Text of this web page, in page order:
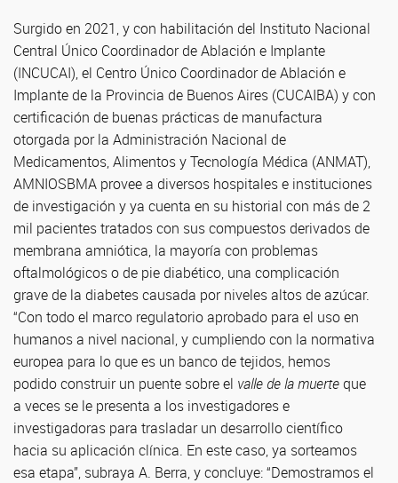
Surgido en 2021, y con habilitación del Instituto Nacional
Central Único Coordinador de Ablación e Implante
(INCUCAI), el Centro Único Coordinador de Ablación e
Implante de la Provincia de Buenos Aires (CUCAIBA) y con
certificación de buenas prácticas de manufactura
otorgada por la Administración Nacional de
Medicamentos, Alimentos y Tecnología Médica (ANMAT),
AMNIOSBMA provee a diversos hospitales e instituciones
de investigación y ya cuenta en su historial con más de 2
mil pacientes tratados con sus compuestos derivados de
membrana amniótica, la mayoría con problemas
oftalmológicos o de pie diabético, una complicación
grave de la diabetes causada por niveles altos de azúcar.
“Con todo el marco regulatorio aprobado para el uso en
humanos a nivel nacional, y cumpliendo con la normativa
europea para lo que es un banco de tejidos, hemos
podido construir un puente sobre el valle de la muerteque
a veces se le presenta a los investigadores e
investigadoras para trasladar un desarrollo científico
hacia su aplicación clínica. En este caso, ya sorteamos
esa etapa”, subraya A. Berra, y concluye: “Demostramos el